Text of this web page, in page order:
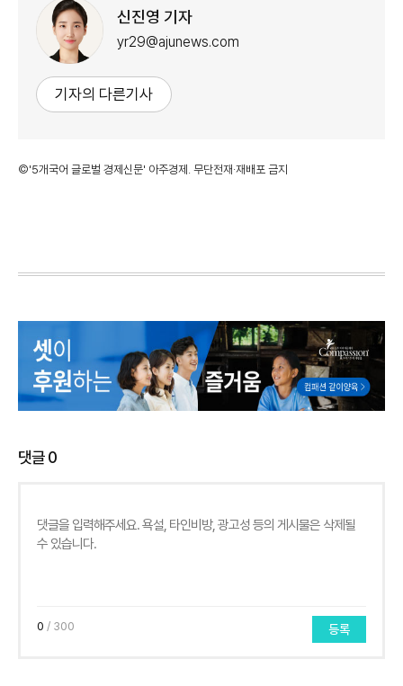
신진영 기자
yr29@ajunews.com
기자의 다른기사
©'5개국어 글로벌 경제신문' 아주경제. 무단전재·재배포 금지
댓글0
0 / 300 등록